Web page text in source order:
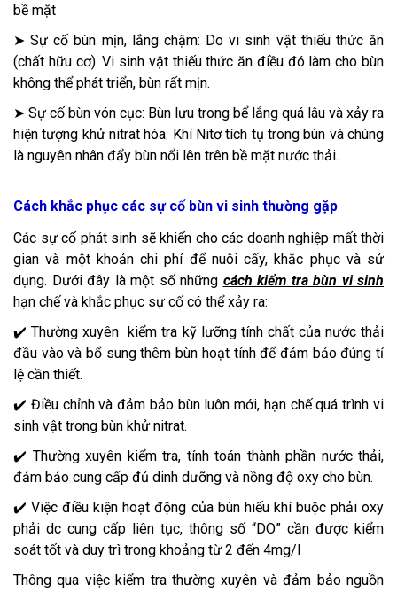
bề mặt
➤ Sự cố bùn mịn, lắng chậm: Do vi sinh vật thiếu thức ăn
(chất hữu cơ). Vi sinh vật thiếu thức ăn điều đó làm cho bùn
không thể phát triển, bùn rất mịn.
➤ Sự cố bùn vón cục: Bùn lưu trong bể lắng quá lâu và xảy ra
hiện tượng khử nitrat hóa. Khí Nitơ tích tụ trong bùn và chúng
là nguyên nhân đẩy bùn nổi lên trên bề mặt nước thải.
Cách khắc phục các sự cố bùn vi sinh thường gặp
Các sự cố phát sinh sẽ khiến cho các doanh nghiệp mất thời
gian và một khoản chi phí để nuôi cấy, khắc phục và sử
dụng. Dưới đây là một số những cách kiểm tra bùn vi sinh
hạn chế và khắc phục sự cố có thể xảy ra:
✔️ Thường xuyên kiểm tra kỹ lưỡng tính chất của nước thải
đầu vào và bổ sung thêm bùn hoạt tính để đảm bảo đúng tỉ
lệ cần thiết.
✔️ Điều chỉnh và đảm bảo bùn luôn mới, hạn chế quá trình vi
sinh vật trong bùn khử nitrat.
✔️ Thường xuyên kiểm tra, tính toán thành phần nước thải,
đảm bảo cung cấp đủ dinh dưỡng và nồng độ oxy cho bùn.
✔️ Việc điều kiện hoạt động của bùn hiếu khí buộc phải oxy
phải dc cung cấp liên tục, thông số “DO” cần được kiểm
soát tốt và duy trì trong khoảng từ 2 đến 4mg/l
Thông qua việc kiểm tra thường xuyên và đảm bảo nguồn